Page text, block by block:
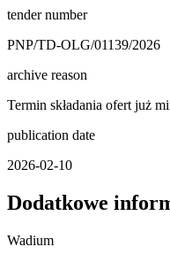
tender number
PNP/TD-OLG/01139/2026
archive reason
Termin składania ofert już
publication date
2026-02-10
Dodatkowe
Wadium